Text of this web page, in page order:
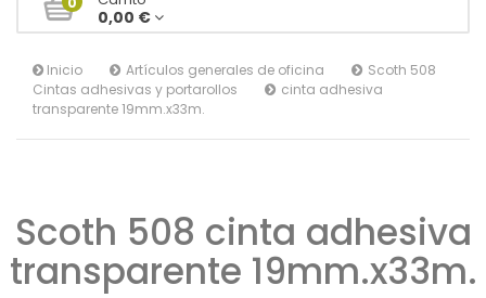
0,00 €
Inicio
Artículos generales de oficina
Cintas adhesivas y portarollos
Scoth 508
cinta adhesiva
transparente 19mm.x33m.
Scoth 508 cinta adhesiva
transparente 19mm.x33m.